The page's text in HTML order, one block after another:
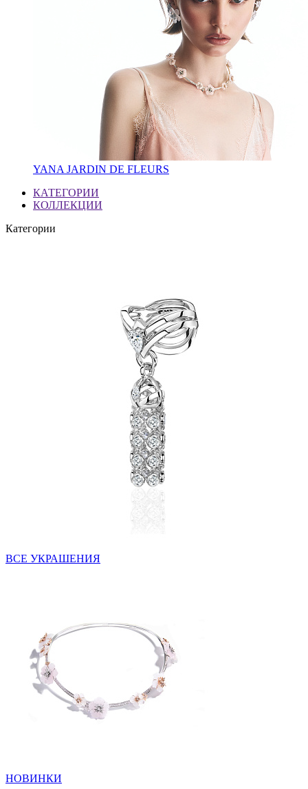
YANA JARDIN DE FLEURS
КАТЕГОРИИ
КОЛЛЕКЦИИ
Категории
ВСЕ УКРАШЕНИЯ
НОВИНКИ